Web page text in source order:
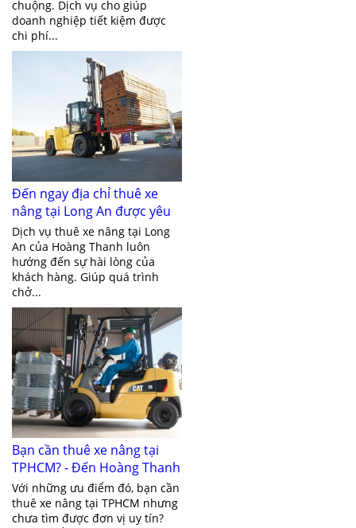
chuộng. Dịch vụ cho giúp
doanh nghiệp tiết kiệm được
chi phí...
Đến ngay địa chỉ thuê xe
nâng tại Long An được yêu
thích nhất hiện nay
Dịch vụ thuê xe nâng tại Long
An của Hoàng Thanh luôn
hướng đến sự hài lòng của
khách hàng. Giúp quá trình
chở...
Bạn cần thuê xe nâng tại
TPHCM? - Đến Hoàng Thanh
ngay
Với những ưu điểm đó, bạn cần
thuê xe nâng tại TPHCM nhưng
chưa tìm được đơn vị uy tín?